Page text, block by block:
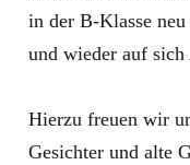
in der B-Klasse
und wieder auf
Hierzu freuen wir
Gesichter und alte